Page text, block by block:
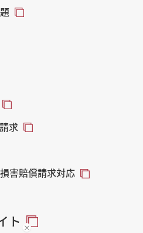
求
害賠償請求対応
ト